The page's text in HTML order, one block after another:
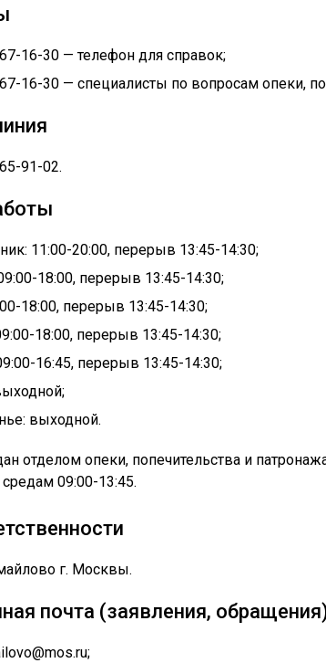
16-30 — телефон для справок;
16-30 — специалисты по вопросам опеки,
91-02.
11:00-20:00, перерыв 13:45-14:30;
18:00, перерыв 13:45-14:30;
18:00, перерыв 13:45-14:30;
18:00, перерыв 13:45-14:30;
16:45, перерыв 13:45-14:30;
выходной.
отделом опеки, попечительства и
09:00-13:45.
г. Москвы.
почта (заявления,